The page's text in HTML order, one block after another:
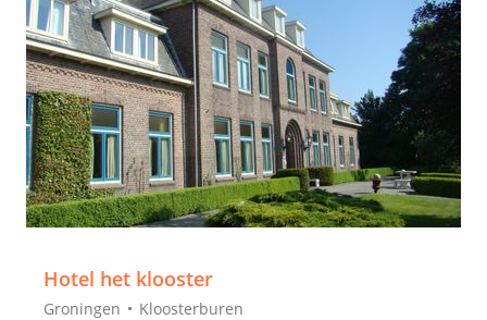
Hotel het klooster
Groningen
Kloosterburen